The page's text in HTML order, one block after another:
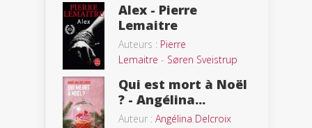
Alex - Pierre
Lemaitre
Auteurs : Pierre
Lemaitre - Søren Sveistrup
Qui est mort à Noël
? - Angélina...
Auteur : Angélina Delcroix